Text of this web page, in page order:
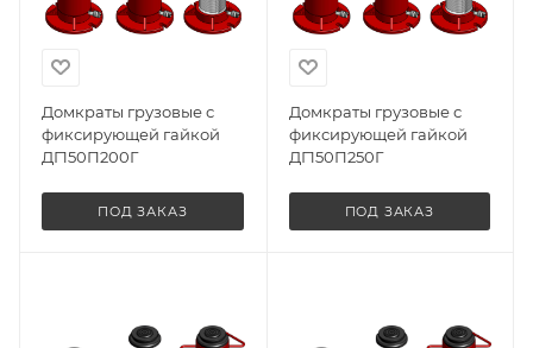
Домкраты грузовые с
фиксирующей гайкой
ДГ150П200Г
ПОД ЗАКАЗ
Домкраты грузовые с
фиксирующей гайкой
ДГ150П250Г
ПОД ЗАКАЗ